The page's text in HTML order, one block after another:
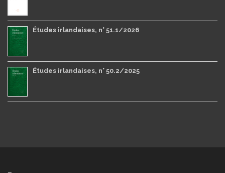
Études irlandaises, n° 51.1/2026
Études irlandaises, n° 50.2/2025